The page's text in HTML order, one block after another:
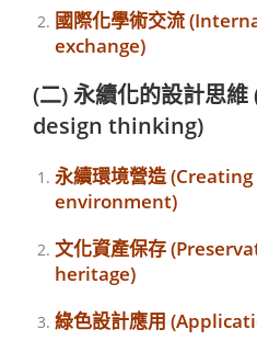
國際化學術交流
exchange)
(二) 永續化的設計思
design thinking)
永續環境營造
environment)
文化資產保存
heritage)
綠色設計應用